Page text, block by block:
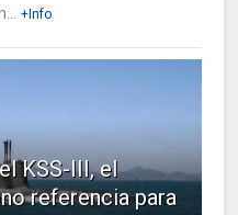
+Info
KSS-III, el
referencia para